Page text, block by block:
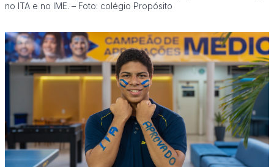
no ITA e no IME. – Foto: colégio Propósito